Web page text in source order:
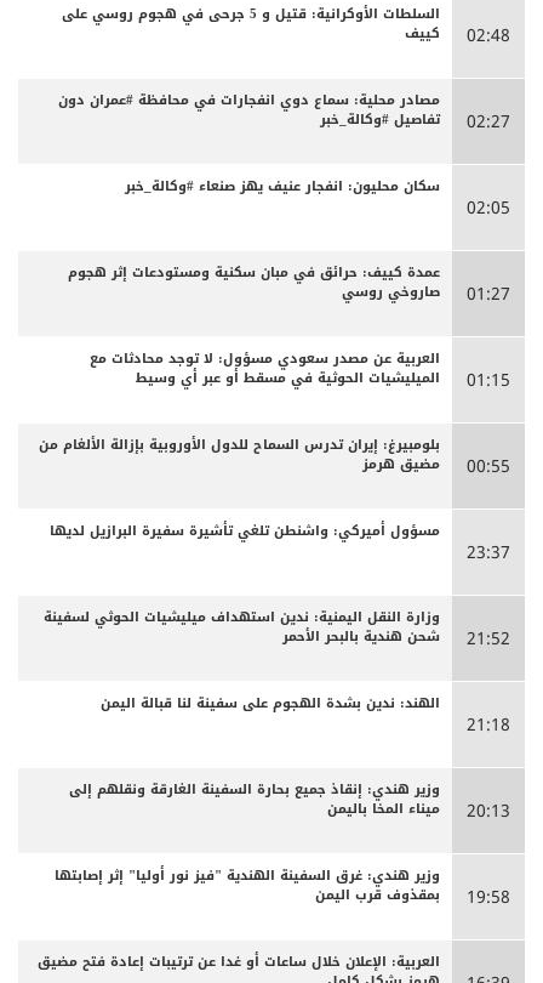
02:48
السلطات الأوكرانية: قتيل و 5 جرحى في هجوم روسي على
كييف
02:27
مصادر محلية: سماع دوي انفجارات في محافظة #عمران دون
تفاصيل #وكالة_خبر
02:05
سكان محليون: انفجار عنيف يهز صنعاء #وكالة_خبر
01:27
عمدة كييف: حرائق في مبان سكنية ومستودعات إثر هجوم
صاروخي روسي
01:15
العربية عن مصدر سعودي مسؤول: لا توجد محادثات مع
الميليشيات الحوثية في مسقط أو عبر أي وسيط
00:55
بلومبيرغ: إيران تدرس السماح للدول الأوروبية بإزالة الألغام من
مضيق هرمز
23:37
مسؤول أميركي: واشنطن تلغي تأشيرة سفيرة البرازيل لديها
21:52
وزارة النقل اليمنية: ندين استهداف ميليشيات الحوثي لسفينة
شحن هندية بالبحر الأحمر
21:18
الهند: ندين بشدة الهجوم على سفينة لنا قبالة اليمن
20:13
وزير هندي: إنقاذ جميع بحارة السفينة الغارقة ونقلهم إلى
ميناء المخا باليمن
19:58
وزير هندي: غرق السفينة الهندية "فيز نور أوليا" إثر إصابتها
بمقذوف قرب اليمن
العربية: الإعلان خلال ساعات أو غدا عن ترتيبات إعادة فتح مضيق